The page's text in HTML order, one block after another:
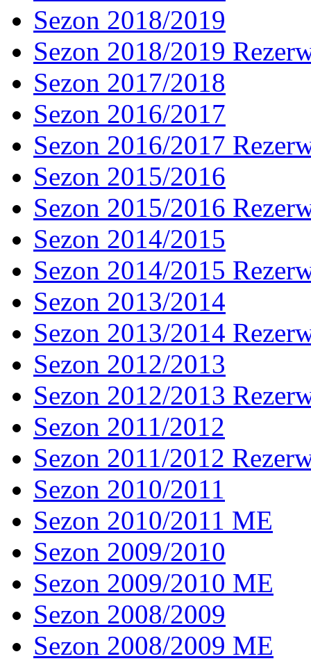
Sezon 2018/2019
Sezon 2018/2019
Sezon 2017/2018
Sezon 2016/2017
Sezon 2016/2017
Sezon 2015/2016
Sezon 2015/2016
Sezon 2014/2015
Sezon 2014/2015
Sezon 2013/2014
Sezon 2013/2014
Sezon 2012/2013
Sezon 2012/2013
Sezon 2011/2012
Sezon 2011/2012
Sezon 2010/2011
Sezon 2010/2011 ME
Sezon 2009/2010
Sezon 2009/2010 ME
Sezon 2008/2009
Sezon 2008/2009 ME